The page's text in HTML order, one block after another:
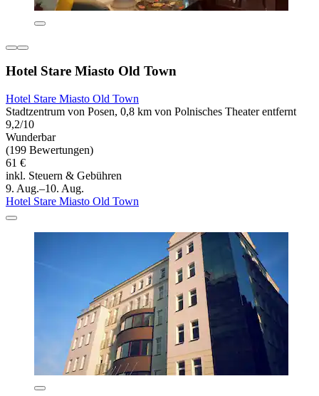
Hotel Stare Miasto Old Town
Hotel Stare Miasto Old Town
Stadtzentrum von Posen, 0,8 km von Polnisches Theater entfernt
9,2/10
Wunderbar
(199 Bewertungen)
61 €
inkl. Steuern & Gebühren
9. Aug.–10. Aug.
Hotel Stare Miasto Old Town